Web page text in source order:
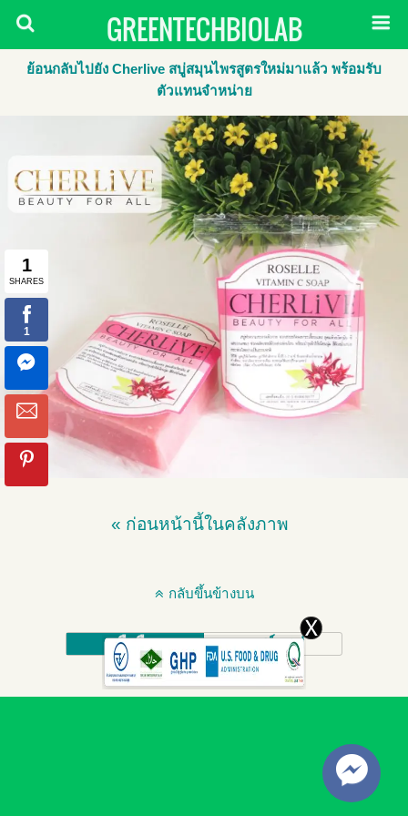
GREENTECHBIOLAB
ย้อนกลับไปยัง Cherlive สบู่สมุนไพรสูตรใหม่มาแล้ว พร้อมรับ
ตัวแทนจำหน่าย
« ก่อนหน้านี้ในคลังภาพ
กลับขึ้นข้างบน
มือถือ เดสก์ทอป